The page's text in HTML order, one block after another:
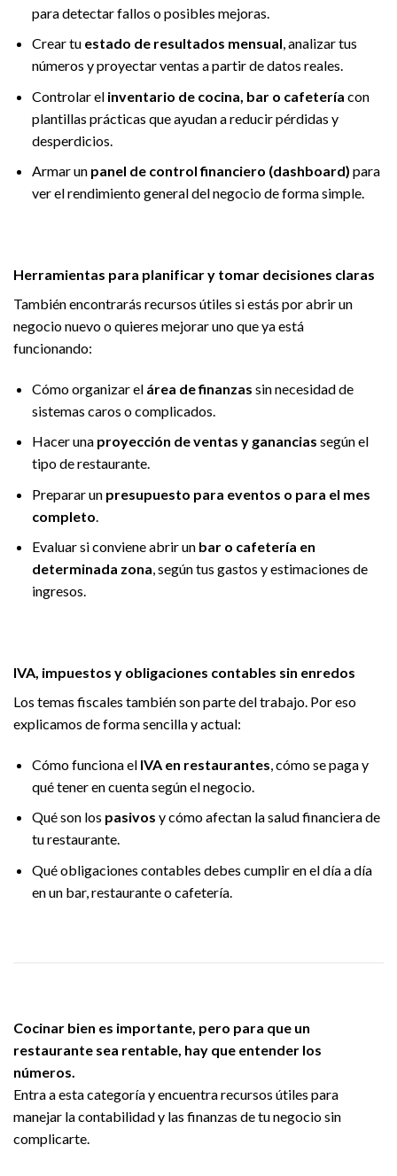
para detectar fallos o posibles mejoras.
Crear tu estado de resultados mensual, analizar tus
números y proyectar ventas a partir de datos reales.
Controlar el inventario de cocina, bar o cafetería con
plantillas prácticas que ayudan a reducir pérdidas y
desperdicios.
Armar un panel de control financiero (dashboard) para
ver el rendimiento general del negocio de forma simple.
Herramientas para planificar y tomar decisiones claras
También encontrarás recursos útiles si estás por abrir un
negocio nuevo o quieres mejorar uno que ya está
funcionando:
Cómo organizar el área de finanzas sin necesidad de
sistemas caros o complicados.
Hacer una proyección de ventas y ganancias según el
tipo de restaurante.
Preparar un presupuesto para eventos o para el mes
completo.
Evaluar si conviene abrir un bar o cafetería en
determinada zona, según tus gastos y estimaciones de
ingresos.
IVA, impuestos y obligaciones contables sin enredos
Los temas fiscales también son parte del trabajo. Por eso
explicamos de forma sencilla y actual:
Cómo funciona el IVA en restaurantes, cómo se paga y
qué tener en cuenta según el negocio.
Qué son los pasivos y cómo afectan la salud financiera de
tu restaurante.
Qué obligaciones contables debes cumplir en el día a día
en un bar, restaurante o cafetería.
Cocinar bien es importante, pero para que un
restaurante sea rentable, hay que entender los
números.
Entra a esta categoría y encuentra recursos útiles para
manejar la contabilidad y las finanzas de tu negocio sin
complicarte.